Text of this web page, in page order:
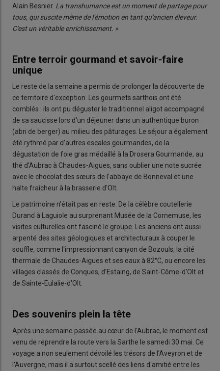
Alain Besnier. La transhumance est un moment de partage pour
tous, qui suscite même de l'émotion en tant qu'ancien éleveur.
C'est un véritable enrichissement. »
Entre terroir gourmand et savoir-faire
unique
Le reste de la semaine a permis de prolonger la découverte de
ce territoire d'exception. Les gourmets sarthois ont été
comblés : ils ont pu déguster le traditionnel aligot accompagné
de sa saucisse lors d'un déjeuner dans un authentique buron
(abri de berger) au milieu des pâturages. Le séjour a également
été rythmé par d'autres escales gourmandes, de la
dégustation de foie gras médaillé à la Drosera Gourmande, au
thé d'Aubrac à Chaudes-Aigues, sans oublier une note sucrée
avec le chocolat des sœurs de l'abbaye de Bonneval et une
halte fraîcheur à la brasserie d'Olt.
Le patrimoine n'était pas en reste. De la célèbre coutellerie
Durand à Laguiole au surprenant Musée de la Cornemuse, les
visites culturelles ont fasciné le groupe. Les anciens ont aussi
arpenté des sites géologiques et architecturaux à couper le
souffle, comme l'impressionnant canyon de Bozouls, la cité
thermale de Chaudes-Aigues et ses eaux à 82°C, ou encore les
villages classés de Conques, d'Estaing, de Saint-Côme-d'Olt et
de Sainte-Eulalie-d'Olt.
Des souvenirs plein la tête
Après une semaine passée au cœur de l'Aubrac, le moment est
venu de reprendre la route vers la Sarthe le samedi 30 mai. Ce
voyage a non seulement dévoilé les trésors de l'Aveyron et de
l'Auvergne, mais il a surtout scellé des liens d'amitié entre les